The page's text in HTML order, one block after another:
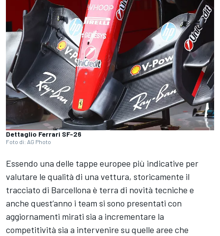
Dettaglio Ferrari SF-26
Foto di: AG Photo
Essendo una delle tappe europee più indicative per
valutare le qualità di una vettura, storicamente il
tracciato di Barcellona è terra di novità tecniche e
anche quest’anno i team si sono presentati con
aggiornamenti mirati sia a incrementare la
competitività sia a intervenire su quelle aree che